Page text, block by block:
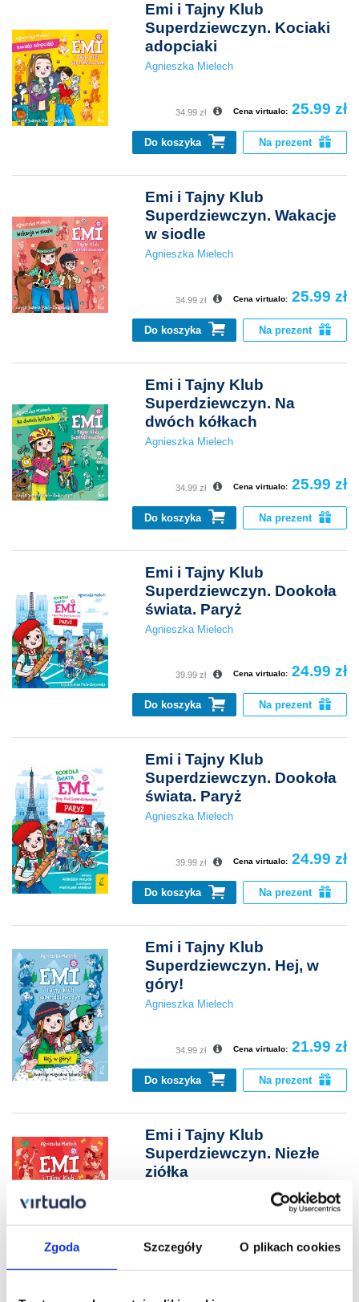
Zgoda Szczegóły O plikach cookies
Emi i Tajny Klub
Superdziewczyn. Kociaki
adopciaki
Agnieszka Mielech
Cena virtualo: 25.99 zł
34.99 zł
Do koszyka Na prezent
Emi i Tajny Klub
Superdziewczyn. Wakacje
w siodle
Agnieszka Mielech
Cena virtualo: 25.99 zł
34.99 zł
Do koszyka Na prezent
Emi i Tajny Klub
Superdziewczyn. Na
dwóch kółkach
Agnieszka Mielech
Cena virtualo: 25.99 zł
34.99 zł
Do koszyka Na prezent
Emi i Tajny Klub
Superdziewczyn. Dookoła
świata. Paryż
Agnieszka Mielech
Cena virtualo: 24.99 zł
39.99 zł
Do koszyka Na prezent
Emi i Tajny Klub
Superdziewczyn. Dookoła
świata. Paryż
Agnieszka Mielech
Cena virtualo: 24.99 zł
39.99 zł
Do koszyka Na prezent
Emi i Tajny Klub
Superdziewczyn. Hej, w
góry!
Agnieszka Mielech
Cena virtualo: 21.99 zł
34.99 zł
Do koszyka Na prezent
Emi i Tajny Klub
Superdziewczyn. Niezłe
ziółka
Do koszyka Na prezent